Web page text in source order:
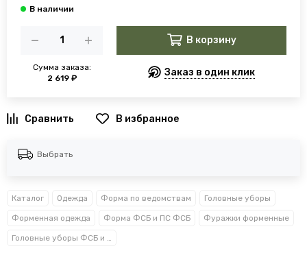
Сумма заказа:
2 619 ₽
В корзину
Заказ в один клик
В избранное
Выбрать
Каталог Одежда Форма по ведомствам Головные уборы
Форменная одежда Форма ФСБ и ПС ФСБ Фуражки форменные
Головные уборы ФСБ и ПС ФСБ